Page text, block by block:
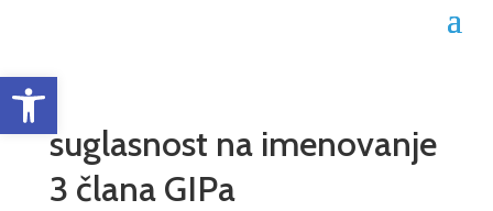
Open toolbar
suglasnost na imenovanje
3 člana GIPa